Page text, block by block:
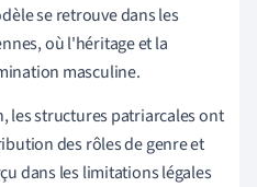
se retrouve dans les
où l'héritage et la
masculine.
les structures patriarcales ont
des rôles de genre et
dans les limitations légales